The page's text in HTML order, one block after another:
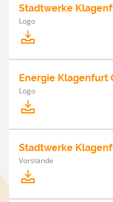
Stadtwerke
Logo
Energie Klagenfurt
Logo
Stadtwerke
Vorstände